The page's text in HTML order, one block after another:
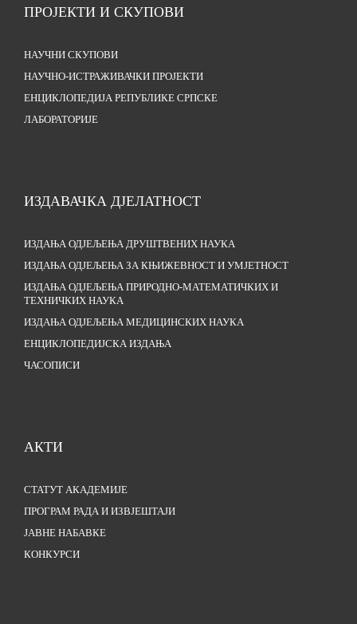
ПРОЈЕКТИ И СКУПОВИ
НАУЧНИ СКУПОВИ
НАУЧНО-ИСТРАЖИВАЧКИ ПРОЈЕКТИ
ЕНЦИКЛОПЕДИЈА РЕПУБЛИКЕ СРПСКЕ
ЛАБОРАТОРИЈЕ
ИЗДАВАЧКА ДЈЕЛАТНОСТ
ИЗДАЊА ОДЈЕЉЕЊА ДРУШТВЕНИХ НАУКА
ИЗДАЊА ОДЈЕЉЕЊА ЗА КЊИЖЕВНОСТ И УМЈЕТНОСТ
ИЗДАЊА ОДЈЕЉЕЊА ПРИРОДНО-МАТЕМАТИЧКИХ И
ТЕХНИЧКИХ НАУКА
ИЗДАЊА ОДЈЕЉЕЊА МЕДИЦИНСКИХ НАУКА
ЕНЦИКЛОПЕДИЈСКА ИЗДАЊА
ЧАСОПИСИ
АКТИ
СТАТУТ АКАДЕМИЈЕ
ПРОГРАМ РАДА И ИЗВЈЕШТАЈИ
ЈАВНЕ НАБАВКЕ
КОНКУРСИ